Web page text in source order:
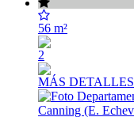
56 m²
2
MÁS DETALLES